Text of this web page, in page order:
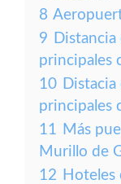
8
9
principales
10
principales
11 Más
Murillo de
12 Hoteles